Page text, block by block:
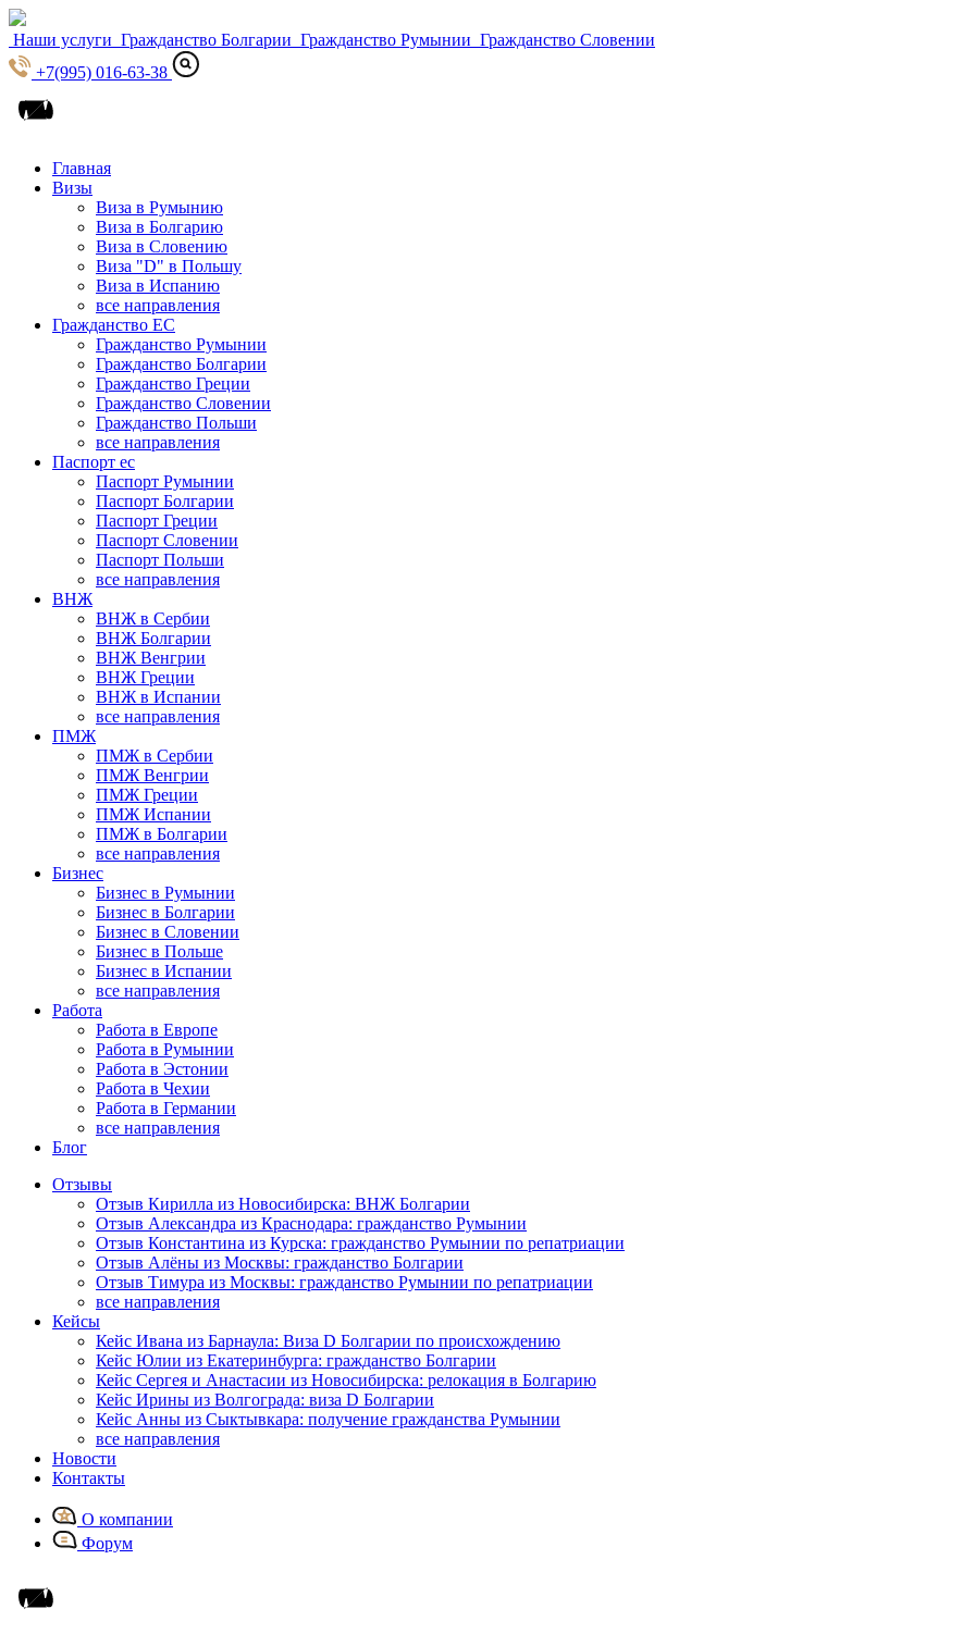
Наши услуги Гражданство Болгарии Гражданство Румынии Гражданство Словении
+7(995) 016-63-38
Главная
Визы
Виза в Румынию
Виза в Болгарию
Виза в Словению
Виза "D" в Польшу
Виза в Испанию
все направления
Гражданство ЕС
Гражданство Румынии
Гражданство Болгарии
Гражданство Греции
Гражданство Словении
Гражданство Польши
все направления
Паспорт ес
Паспорт Румынии
Паспорт Болгарии
Паспорт Греции
Паспорт Словении
Паспорт Польши
все направления
ВНЖ
ВНЖ в Сербии
ВНЖ Болгарии
ВНЖ Венгрии
ВНЖ Греции
ВНЖ в Испании
все направления
ПМЖ
ПМЖ в Сербии
ПМЖ Венгрии
ПМЖ Греции
ПМЖ Испании
ПМЖ в Болгарии
все направления
Бизнес
Бизнес в Румынии
Бизнес в Болгарии
Бизнес в Словении
Бизнес в Польше
Бизнес в Испании
все направления
Работа
Работа в Европе
Работа в Румынии
Работа в Эстонии
Работа в Чехии
Работа в Германии
все направления
Блог
Отзывы
Отзыв Кирилла из Новосибирска: ВНЖ Болгарии
Отзыв Александра из Краснодара: гражданство Румынии
Отзыв Константина из Курска: гражданство Румынии по репатриации
Отзыв Алёны из Москвы: гражданство Болгарии
Отзыв Тимура из Москвы: гражданство Румынии по репатриации
все направления
Кейсы
Кейс Ивана из Барнаула: Виза D Болгарии по происхождению
Кейс Юлии из Екатеринбурга: гражданство Болгарии
Кейс Сергея и Анастасии из Новосибирска: релокация в Болгарию
Кейс Ирины из Волгограда: виза D Болгарии
Кейс Анны из Сыктывкара: получение гражданства Румынии
все направления
Новости
Контакты
О компании
Форум